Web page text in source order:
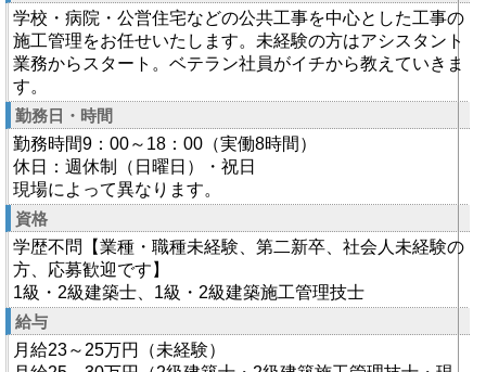
学校・病院・公営住宅などの公共工事を中心とした工事の
施工管理をお任せいたします。未経験の方はアシスタント
業務からスタート。ベテラン社員がイチから教えていきま
す。
勤務日・時間
勤務時間9：00～18：00（実働8時間）
休日：週休制（日曜日）・祝日
現場によって異なります。
資格
学歴不問【業種・職種未経験、第二新卒、社会人未経験の
方、応募歓迎です】
1級・2級建築士、1級・2級建築施工管理技士
給与
月給23～25万円（未経験）